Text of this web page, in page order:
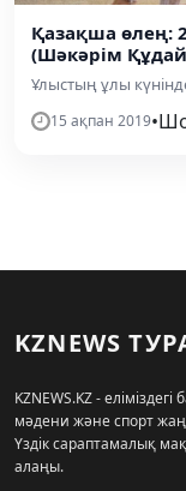
Қазақша өлең:
(Шәкәрім
Ұлыстың ұлы
15 ақпан 2019•
KZNEWS
KZNEWS.KZ -
мәдени және спорт
Үздік сараптамалық
алаңы.